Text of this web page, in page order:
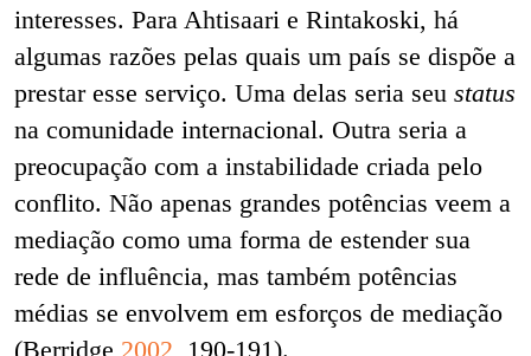
interesses. Para Ahtisaari e Rintakoski, há
algumas razões pelas quais um país se dispõe a
prestar esse serviço. Uma delas seria seu status
na comunidade internacional. Outra seria a
preocupação com a instabilidade criada pelo
conflito. Não apenas grandes potências veem a
mediação como uma forma de estender sua
rede de influência, mas também potências
médias se envolvem em esforços de mediação
(Berridge 2002 , 190-191).